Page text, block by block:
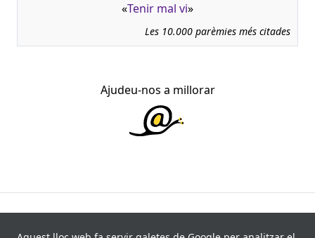
«Tenir mal vi»
Les 10.000 parèmies més citades
Ajudeu-nos a millorar